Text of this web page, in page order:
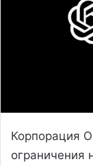
Корпорация
ограничения